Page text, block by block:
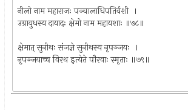
नीलो नाम महाराजः पञ्चालाधिपतिर्वशी ।
उग्रायुधस्य दायादः क्षेमो नाम महायशाः ॥७८॥
क्षेमात् सुनीथः संजज्ञे सुनीथस्य नृपञ्जयः ।
नृपञ्जयाच्च विरथ इत्येते पौरवाः स्मृताः ॥७९॥